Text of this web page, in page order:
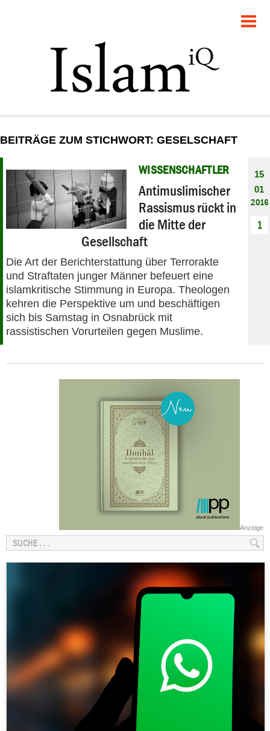
GESELLSCHAFT
STARTSEITE
DEBATTE
PANORAMA
BEITRÄGE ZUM STICHWORT: GESELSCHAFT
WISSENSCHAFTLER
Antimuslimischer
Rassismus rückt in
die Mitte der
Gesellschaft
Die Art der Berichterstattung über Terrorakte
und Straftaten junger Männer befeuert eine
islamkritische Stimmung in Europa. Theologen
kehren die Perspektive um und beschäftigen
sich bis Samstag in Osnabrück mit
rassistischen Vorurteilen gegen Muslime.
15
01
2016
1
Anzeige